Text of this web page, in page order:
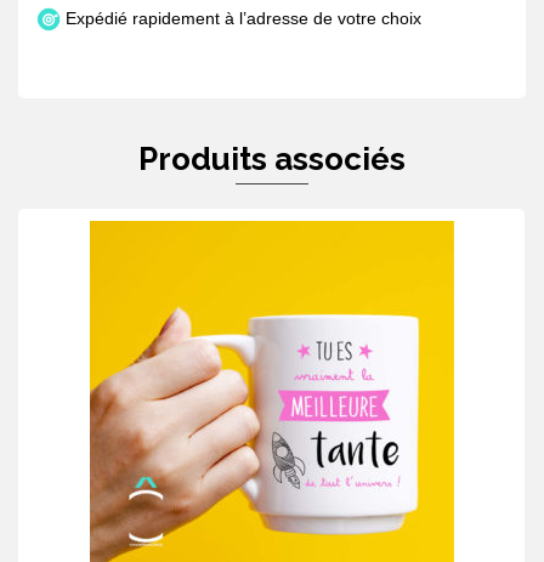
Expédié rapidement à l’adresse de votre choix
Produits associés